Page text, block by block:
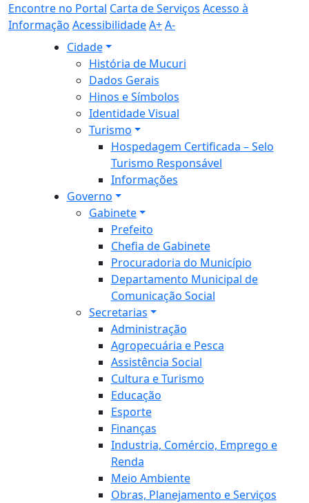
Encontre no Portal Carta de Serviços Acesso à
Informação AcessibilidadeA+A-
Cidade
História de Mucuri
Dados Gerais
Hinos e Símbolos
Identidade Visual
Turismo
Hospedagem Certificada – Selo
Turismo Responsável
Informações
Governo
Gabinete
Prefeito
Chefia de Gabinete
Procuradoria do Município
Departamento Municipal de
Comunicação Social
Secretarias
Administração
Agropecuária e Pesca
Assistência Social
Cultura e Turismo
Educação
Esporte
Finanças
Industria, Comércio, Emprego e
Renda
Meio Ambiente
Obras, Planejamento e Serviços